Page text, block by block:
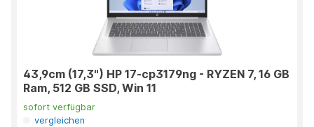
43,9cm (17,3") HP 17-cp3179ng - RYZEN 7, 16 GB
Ram, 512 GB SSD, Win 11
sofort verfügbar
vergleichen